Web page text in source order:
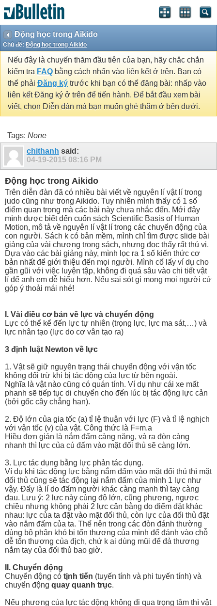
Động học trong Aikido
Chủ đề: Động học trong Aikido
Nếu đây là chuyến thăm đầu tiên của bạn, hãy chắc chắn
kiểm tra FAQ bằng cách nhấn vào liên kết ở trên. Bạn có
thể phải Đăng ký trước khi bạn có thể đăng bài: nhấp vào
liên kết Đăng ký ở trên để tiến hành. Để bắt đầu xem bài
viết, chọn Diễn đàn mà bạn muốn ghé thăm ở bên dưới.
Tags: None
chithanh said:
04-19-2015 08:16 PM
Động học trong Aikido
Trên diễn đàn đã có nhiều bài viết về nguyên lí vật lí trong
judo cũng như trong Aikido. Tuy nhiên mình thấy có 1 số
điểm quan trọng mà các bài này chưa nhắc đến. Mới đây
mình được biết đến cuốn sách Scientific Basis of Human
Motion, mô tả về nguyên lí vật lí trong các chuyển động của
con người. Sách k có bản mềm, mình chỉ tìm được slide bài
giảng của vài chương trong sách, nhưng đọc thấy rất thú vị.
Dựa vào các bài giảng này, mình lọc ra 1 số kiến thức cơ
bản nhất để giới thiệu đến mọi người. Mình cố lấy ví dụ cho
gần gũi với việc luyện tập, không đi quá sâu vào chi tiết vật
lí để anh em dễ hiểu hơn. Nếu sai sót gì mong mọi người cứ
góp ý thoải mái nhé!
I. Vài điều cơ bản về lực và chuyển động
Lực có thể kể đến lực tự nhiên (trọng lực, lực ma sát,…) và
lực nhân tạo (lực do cơ vân tạo ra)
3 định luật Newton về lực
1. Vật sẽ giữ nguyên trạng thái chuyển động với vận tốc
không đổi trừ khi bị tác động của lực từ bên ngoài.
Nghĩa là vật nào cũng có quán tính. Ví dụ như cái xe mất
phanh sẽ tiếp tục di chuyển cho đến lúc bị tác động lực cản
(bởi gốc cây chẳng hạn).
2. Độ lớn của gia tốc (a) tỉ lệ thuận với lực (F) và tỉ lệ nghịch
với vận tốc (v) của vật. Công thức là F=m.a
Hiều đơn giản là nắm đấm càng nặng, và ra đòn càng
nhanh thì lực của cú đấm vào mặt đối thủ sẽ càng lớn.
3. Lực tác dụng bằng lực phản tác dụng.
Ví dụ khi tác động lực bằng nắm đấm vào mặt đối thủ thì mặt
đối thủ cũng sẽ tác động lại nắm đấm của mình 1 lực như
vậy. Đấy là lí do đấm người khác càng mạnh thì tay càng
đau. Lưu ý: 2 lực này cùng độ lớn, cũng phương, ngược
chiều nhưng không phải 2 lực cân bằng do điểm đặt khác
nhau: lực của ta đặt vào mặt đối thủ, còn lực của đối thủ đặt
vào nắm đấm của ta. Thế nên trong các đòn đánh thường
dùng bộ phận khó bị tổn thương của mình để đánh vào chỗ
dễ tổn thương của địch, chứ k ai dùng mũi để đả thương
nắm tay của đối thủ bao giờ.
II. Chuyển động
Chuyển động có tịnh tiến (tuyến tính và phi tuyến tính) và
chuyển động quay quanh trục.
Nếu phương của lực tác động không đi qua trọng tâm thì vật